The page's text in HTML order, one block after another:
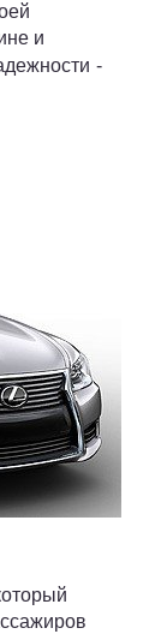
и
-